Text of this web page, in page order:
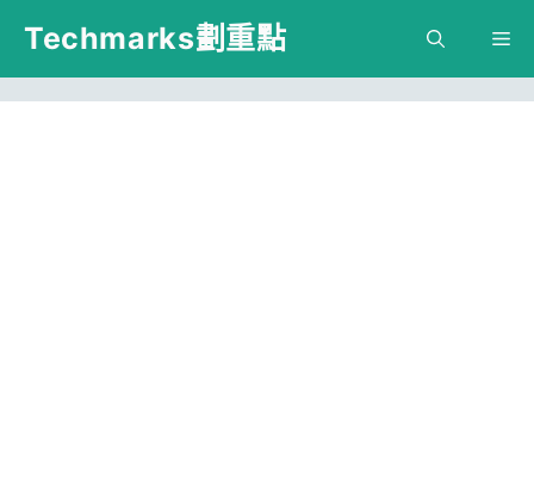
跳
主
Techmarks劃重點